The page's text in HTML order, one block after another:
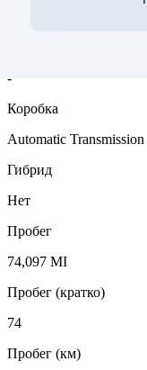
-
Коробка
Automatic Transmission
Гибрид
Нет
Пробег
74,097 MI
Пробег (кратко)
74
Пробег (км)